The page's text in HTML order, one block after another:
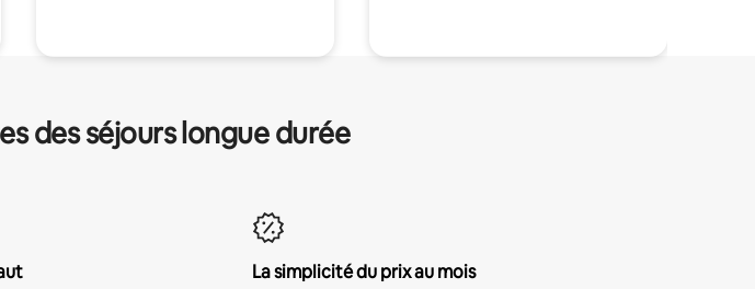
des séjours longue durée
La simplicité du prix au mois